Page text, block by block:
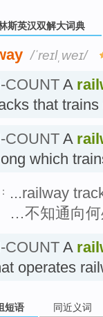
斯英汉双解大词典
/ˈreɪlˌweɪ/
COUNTA
that
COUNTA
which
...railway
…不知通向何
COUNTA
operates
短语 同近义词